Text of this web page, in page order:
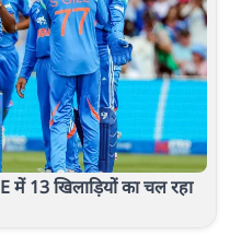
में 13 खिलाड़ियों का चल रहा